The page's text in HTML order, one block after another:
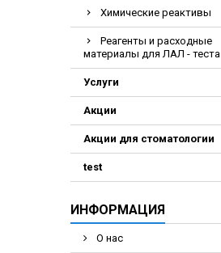
Химические реактивы
Реагенты и расходные
материалы для ЛАЛ - теста
Услуги
Акции
Акции для стоматологии
test
ИНФОРМАЦИЯ
О нас